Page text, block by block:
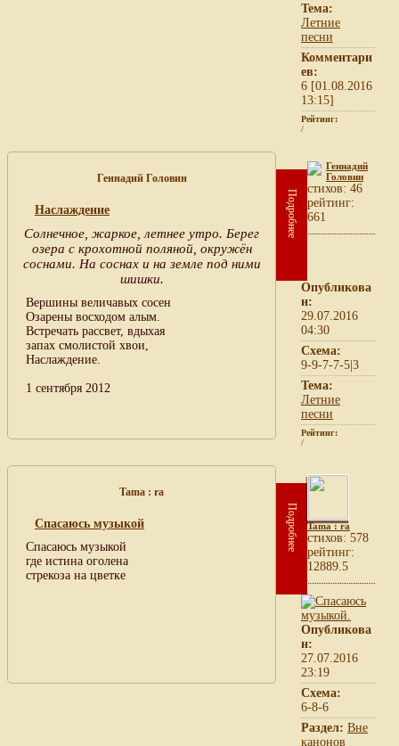
Тема:
Летние
песни
Комментари
ев:
6 [01.08.2016
13:15]
Рейтинг:
/
Геннадий Головин
Наслаждение
Солнечное, жаркое, летнее утро. Берег
озера с крохотной поляной, окружён
соснами. На соснах и на земле под ними
шишки.
Вершины величавых сосен
Озарены восходом алым.
Встречать рассвет, вдыхая
запах смолистой хвои,
Наслаждение.
1 сентября 2012
Подробнее
Геннадий
Головин
cтихов: 46
рейтинг:
661
Опубликова
н:
29.07.2016
04:30
Схема:
9-9-7-7-5|3
Тема:
Летние
песни
Рейтинг:
/
Tama : ra
Спасаюсь музыкой
Спасаюсь музыкой
где истина оголена
стрекоза на цветке
Подробнее Tama : ra
cтихов: 578
рейтинг:
12889.5
Опубликова
н:
27.07.2016
23:19
Схема:
6-8-6
Раздел: Вне
канонов